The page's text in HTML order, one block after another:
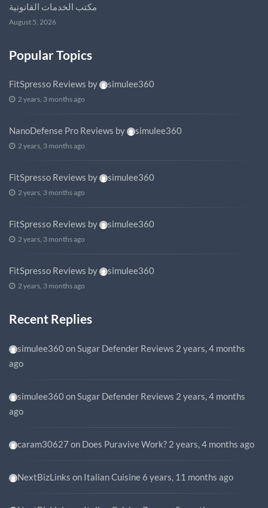
مكتب الخدمات القانونية
August 5, 2026
Popular Topics
FitSpresso Reviews by simulee360
2 years, 3 months ago
NanoDefense Pro Reviews by simulee360
2 years, 3 months ago
FitSpresso Reviews by simulee360
2 years, 3 months ago
FitSpresso Reviews by simulee360
2 years, 3 months ago
FitSpresso Reviews by simulee360
2 years, 3 months ago
Recent Replies
simulee360on Sugar Defender Reviews 2 years, 4 months
ago
simulee360on Sugar Defender Reviews 2 years, 4 months
ago
caram30627 on Does Puravive Work? 2 years, 4 months ago
NextBizLinks on Italian Cuisine 6 years, 11 months ago